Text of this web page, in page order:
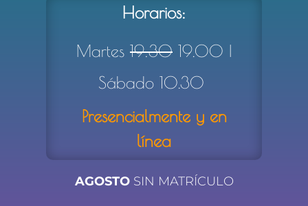
Horarios:
Martes 19:30 19.00 |
Sábado 10.30
Presencialmente y en
línea
AGOSTOSIN MATRÍCULO